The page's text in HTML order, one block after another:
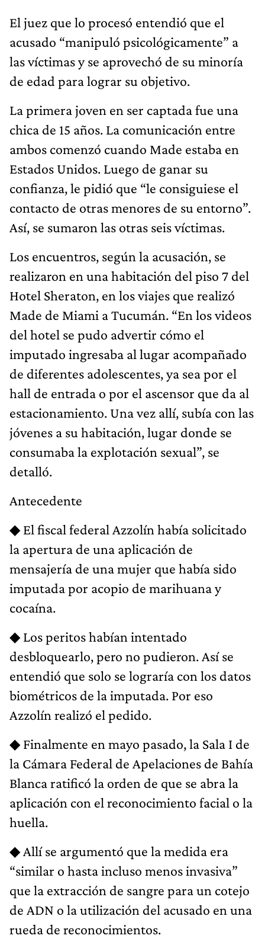
El juez que lo procesó entendió que el
acusado “manipuló psicológicamente” a
las víctimas y se aprovechó de su minoría
de edad para lograr su objetivo.
La primera joven en ser captada fue una
chica de 15 años. La comunicación entre
ambos comenzó cuando Made estaba en
Estados Unidos. Luego de ganar su
confianza, le pidió que “le consiguiese el
contacto de otras menores de su entorno”.
Así, se sumaron las otras seis víctimas.
Los encuentros, según la acusación, se
realizaron en una habitación del piso 7 del
Hotel Sheraton, en los viajes que realizó
Made de Miami a Tucumán. “En los videos
del hotel se pudo advertir cómo el
imputado ingresaba al lugar acompañado
de diferentes adolescentes, ya sea por el
hall de entrada o por el ascensor que da al
estacionamiento. Una vez allí, subía con las
jóvenes a su habitación, lugar donde se
consumaba la explotación sexual”, se
detalló.
Antecedente
◆ El fiscal federal Azzolín había solicitado
la apertura de una aplicación de
mensajería de una mujer que había sido
imputada por acopio de marihuana y
cocaína.
◆ Los peritos habían intentado
desbloquearlo, pero no pudieron. Así se
entendió que solo se lograría con los datos
biométricos de la imputada. Por eso
Azzolín realizó el pedido.
◆ Finalmente en mayo pasado, la Sala I de
la Cámara Federal de Apelaciones de Bahía
Blanca ratificó la orden de que se abra la
aplicación con el reconocimiento facial o la
huella.
◆ Allí se argumentó que la medida era
“similar o hasta incluso menos invasiva”
que la extracción de sangre para un cotejo
de ADN o la utilización del acusado en una
rueda de reconocimientos.